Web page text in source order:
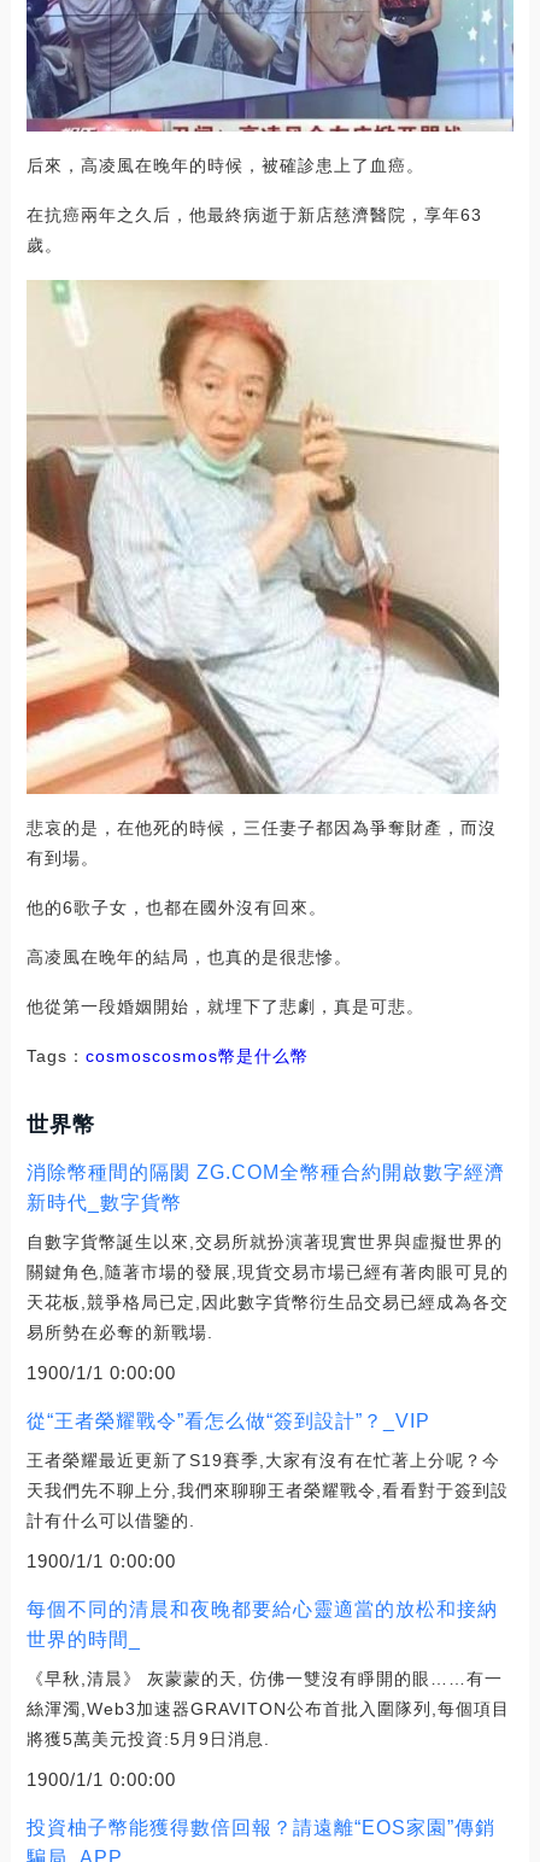
后來，高凌風在晚年的時候，被確診患上了血癌。
在抗癌兩年之久后，他最終病逝于新店慈濟醫院，享年63
歲。
悲哀的是，在他死的時候，三任妻子都因為爭奪財產，而沒
有到場。
他的6歌子女，也都在國外沒有回來。
高凌風在晚年的結局，也真的是很悲慘。
他從第一段婚姻開始，就埋下了悲劇，真是可悲。
Tags： cosmoscosmos幣是什么幣
世界幣
消除幣種間的隔閡 ZG.COM全幣種合約開啟數字經濟
新時代_數字貨幣
自數字貨幣誕生以來,交易所就扮演著現實世界與虛擬世界的
關鍵角色,隨著市場的發展,現貨交易市場已經有著肉眼可見的
天花板,競爭格局已定,因此數字貨幣衍生品交易已經成為各交
易所勢在必奪的新戰場.
1900/1/1 0:00:00
從“王者榮耀戰令”看怎么做“簽到設計”？_VIP
王者榮耀最近更新了S19賽季,大家有沒有在忙著上分呢？今
天我們先不聊上分,我們來聊聊王者榮耀戰令,看看對于簽到設
計有什么可以借鑒的.
1900/1/1 0:00:00
每個不同的清晨和夜晚都要給心靈適當的放松和接納
世界的時間_
《早秋,清晨》 灰蒙蒙的天, 仿佛一雙沒有睜開的眼……有一
絲渾濁,Web3加速器GRAVITON公布首批入圍隊列,每個項目
將獲5萬美元投資:5月9日消息.
1900/1/1 0:00:00
投資柚子幣能獲得數倍回報？請遠離“EOS家園”傳銷
騙局_APP